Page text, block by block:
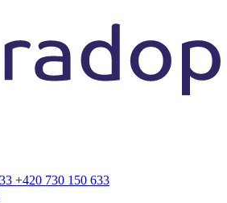
+420 730 150 633